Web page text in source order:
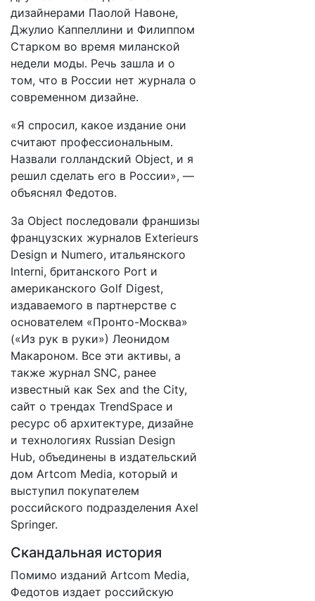
дизайнерами Паолой Навоне,
Джулио Каппеллини и Филиппом
Старком во время миланской
недели моды. Речь зашла и о
том, что в России нет журнала о
современном дизайне.
«Я спросил, какое издание они
считают профессиональным.
Назвали голландский Object, и я
решил сделать его в России», —
объяснял Федотов.
За Object последовали франшизы
французских журналов Exterieurs
Design и Numero, итальянского
Interni, британского Port и
американского Golf Digest,
издаваемого в партнерстве с
основателем «Пронто-Москва»
(«Из рук в руки») Леонидом
Макароном. Все эти активы, а
также журнал SNC, ранее
известный как Sex and the City,
сайт о трендах TrendSpace и
ресурс об архитектуре, дизайне
и технологиях Russian Design
Hub, объединены в издательский
дом Artcom Media, который и
выступил покупателем
российского подразделения Axel
Springer.
Скандальная история
Помимо изданий Artcom Media,
Федотов издает российскую